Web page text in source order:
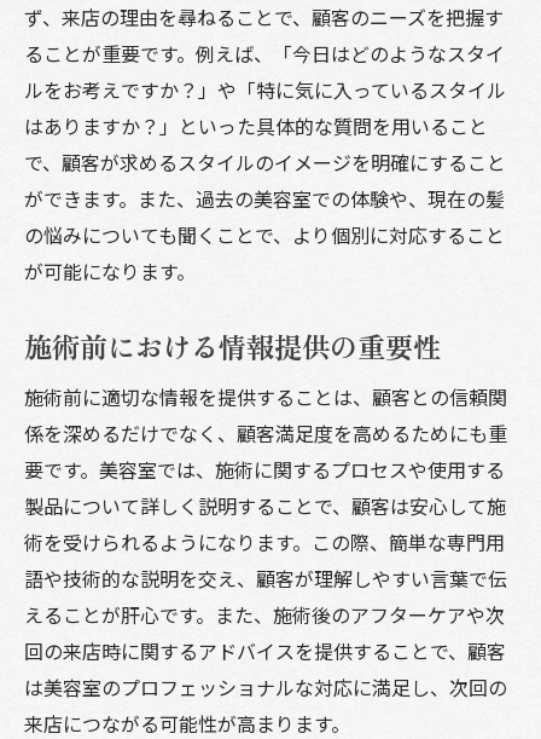
ず、来店の理由を尋ねることで、顧客のニーズを把握す
ることが重要です。例えば、「今日はどのようなスタイ
ルをお考えですか？」や「特に気に入っているスタイル
はありますか？」といった具体的な質問を用いること
で、顧客が求めるスタイルのイメージを明確にすること
ができます。また、過去の美容室での体験や、現在の髪
の悩みについても聞くことで、より個別に対応すること
が可能になります。
施術前における情報提供の重要性
施術前に適切な情報を提供することは、顧客との信頼関
係を深めるだけでなく、顧客満足度を高めるためにも重
要です。美容室では、施術に関するプロセスや使用する
製品について詳しく説明することで、顧客は安心して施
術を受けられるようになります。この際、簡単な専門用
語や技術的な説明を交え、顧客が理解しやすい言葉で伝
えることが肝心です。また、施術後のアフターケアや次
回の来店時に関するアドバイスを提供することで、顧客
は美容室のプロフェッショナルな対応に満足し、次回の
来店につながる可能性が高まります。